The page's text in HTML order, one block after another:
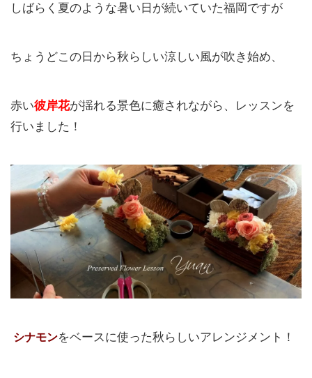
しばらく夏のような暑い日が続いていた福岡ですが
ちょうどこの日から秋らしい涼しい風が吹き始め、
赤い彼岸花が揺れる景色に癒されながら、レッスンを
行いました！
シナモンをベースに使った秋らしいアレンジメント！